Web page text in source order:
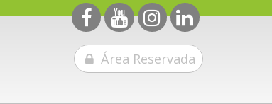
Área Reservada